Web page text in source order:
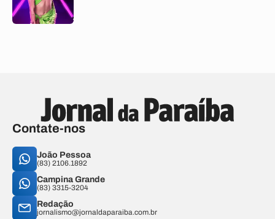
Contate-nos
João Pessoa
(83) 2106.1892
Campina Grande
(83) 3315-3204
Redação
jornalismo@jornaldaparaiba.com.br